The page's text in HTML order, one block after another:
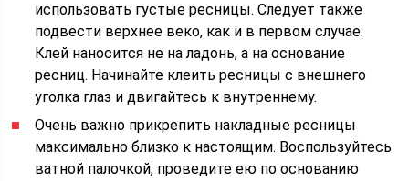
использовать густые ресницы. Следует также
подвести верхнее веко, как и в первом случае.
Клей наносится не на ладонь, а на основание
ресниц. Начинайте клеить ресницы с внешнего
уголка глаз и двигайтесь к внутреннему.
Очень важно прикрепить накладные ресницы
максимально близко к настоящим. Воспользуйтесь
ватной палочкой, проведите ею по основанию